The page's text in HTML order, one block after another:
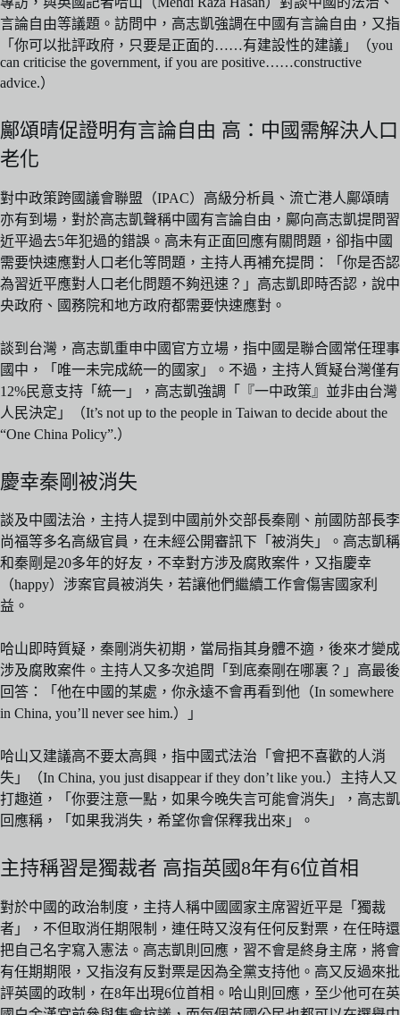
言論自由等議題。訪問中，高志凱強調在中國有言論自由，又指
「你可以批評政府，只要是正面的……有建設性的建議」（you
can criticise the government, if you are positive……constructive
advice.）
鄺頌晴促證明有言論自由 高：中國需解決人口
老化
對中政策跨國議會聯盟（IPAC）高級分析員、流亡港人鄺頌晴
亦有到場，對於高志凱聲稱中國有言論自由，鄺向高志凱提問習
近平過去5年犯過的錯誤。高未有正面回應有關問題，卻指中國
需要快速應對人口老化等問題，主持人再補充提問：「你是否認
為習近平應對人口老化問題不夠迅速？」高志凱即時否認，說中
央政府、國務院和地方政府都需要快速應對。
談到台灣，高志凱重申中國官方立場，指中國是聯合國常任理事
國中，「唯一未完成統一的國家」。不過，主持人質疑台灣僅有
12%民意支持「統一」，高志凱強調「『一中政策』並非由台灣
人民決定」（It’s not up to the people in Taiwan to decide about the
“One China Policy”.）
慶幸秦剛被消失
談及中國法治，主持人提到中國前外交部長秦剛、前國防部長李
尚福等多名高級官員，在未經公開審訊下「被消失」。高志凱稱
和秦剛是20多年的好友，不幸對方涉及腐敗案件，又指慶幸
（happy）涉案官員被消失，若讓他們繼續工作會傷害國家利
益。
哈山即時質疑，秦剛消失初期，當局指其身體不適，後來才變成
涉及腐敗案件。主持人又多次追問「到底秦剛在哪裏？」高最後
回答：「他在中國的某處，你永遠不會再看到他（In somewhere
in China, you’ll never see him.）」
哈山又建議高不要太高興，指中國式法治「會把不喜歡的人消
失」（In China, you just disappear if they don’t like you.）主持人又
打趣道，「你要注意一點，如果今晚失言可能會消失」，高志凱
回應稱，「如果我消失，希望你會保釋我出來」。
主持稱習是獨裁者 高指英國8年有6位首相
對於中國的政治制度，主持人稱中國國家主席習近平是「獨裁
者」，不但取消任期限制，連任時又沒有任何反對票，在任時還
把自己名字寫入憲法。高志凱則回應，習不會是終身主席，將會
有任期期限，又指沒有反對票是因為全黨支持他。高又反過來批
評英國的政制，在8年出現6位首相。哈山則回應，至少他可在英